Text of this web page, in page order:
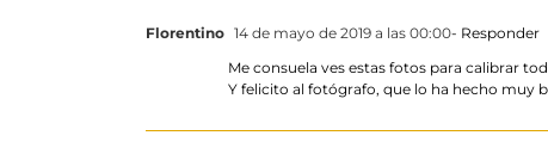
Florentino 14 de mayo de 2019 a las 00:00- Responder
Me consuela ves estas fotos para calibrar
Y felicito al fotógrafo, que lo ha hecho muy